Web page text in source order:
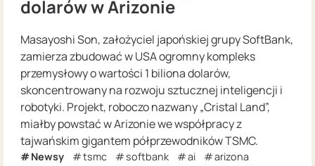
dolarów w Arizonie
Masayoshi Son, założyciel japońskiej grupy SoftBank,
zamierza zbudować w USA ogromny kompleks
przemysłowy o wartości 1 biliona dolarów,
skoncentrowany na rozwoju sztucznej inteligencji i
robotyki. Projekt, roboczo nazwany „Cristal Land”,
miałby powstać w Arizonie we współpracy z
tajwańskim gigantem półprzewodników TSMC.
Newsy tsmc softbank ai
arizona